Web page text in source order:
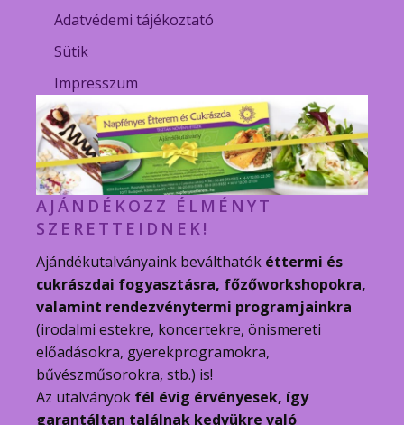
Adatvédemi tájékoztató
Sütik
Impresszum
AJÁNDÉKOZZ ÉLMÉNYT
SZERETTEIDNEK!
Ajándékutalványaink beválthatók éttermi és
cukrászdai fogyasztásra, főzőworkshopokra,
valamint rendezvénytermi programjainkra
(irodalmi estekre, koncertekre, önismereti
előadásokra, gyerekprogramokra,
bűvészműsorokra, stb.) is!
Az utalványok fél évig érvényesek, így
garantáltan találnak kedvükre való